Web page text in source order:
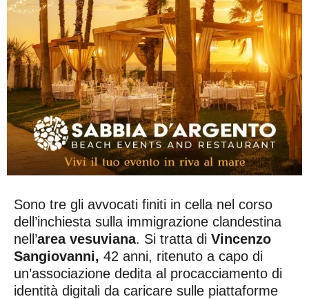
Sono tre gli avvocati finiti in cella nel corso
dell’inchiesta sulla immigrazione clandestina
nell’area vesuviana. Si tratta di Vincenzo
Sangiovanni, 42 anni, ritenuto a capo di
un’associazione dedita al procacciamento di
identità digitali da caricare sulle piattaforme